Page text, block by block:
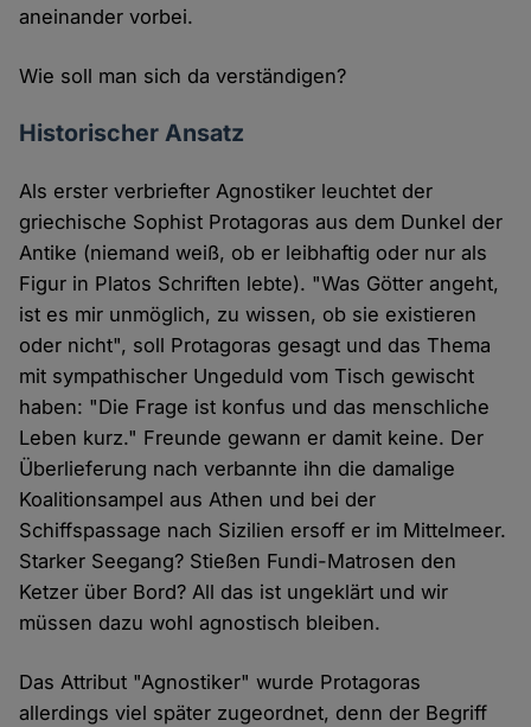
aneinander vorbei.
Wie soll man sich da verständigen?
Historischer Ansatz
Als erster verbriefter Agnostiker leuchtet der
griechische Sophist Protagoras aus dem Dunkel der
Antike (niemand weiß, ob er leibhaftig oder nur als
Figur in Platos Schriften lebte). "Was Götter angeht,
ist es mir unmöglich, zu wissen, ob sie existieren
oder nicht", soll Protagoras gesagt und das Thema
mit sympathischer Ungeduld vom Tisch gewischt
haben: "Die Frage ist konfus und das menschliche
Leben kurz." Freunde gewann er damit keine. Der
Überlieferung nach verbannte ihn die damalige
Koalitionsampel aus Athen und bei der
Schiffspassage nach Sizilien ersoff er im Mittelmeer.
Starker Seegang? Stießen Fundi-Matrosen den
Ketzer über Bord? All das ist ungeklärt und wir
müssen dazu wohl agnostisch bleiben.
Das Attribut "Agnostiker" wurde Protagoras
allerdings viel später zugeordnet, denn der Begriff